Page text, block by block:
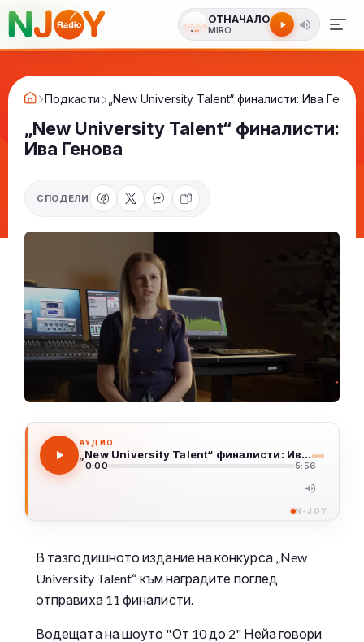
ОТНАЧАЛО
MIRO
Подкасти „New University Talent“ финалисти: Ива
„New University Talent“ финалисти:
Ива Генова
СПОДЕЛИ
АУДИО
„New University Talent“ финалисти: Ива Генова
0:00 5:56
N-JOY
В тазгодишното издание на конкурса „New
University Talent“ към наградите поглед
отправиха 11 финалисти.
Водещата на шоуто "От 10 до 2" Нейа говори